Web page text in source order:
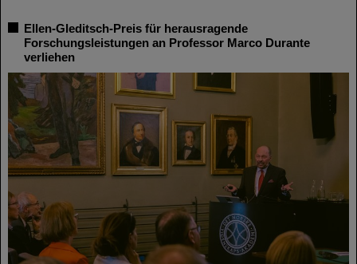
Ellen-Gleditsch-Preis für herausragende
Forschungsleistungen an Professor Marco Durante
verliehen